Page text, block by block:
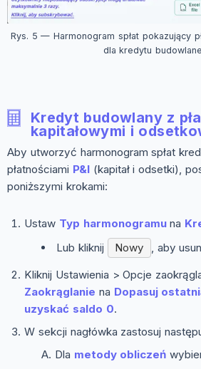
Rys. 5 — Harmonogram spłat pokazujący
dla kredytu
Kredyt budowlany z
kapitałowymi i
Aby utworzyć harmonogram spłat
płatnościami P&I(kapitał i odsetki),
poniższymi krokami:
Ustaw Typ harmonogramuna
Lub kliknij
Nowy
, aby
Kliknij Ustawienia > Opcje
Zaokrąglanie na Dopasuj
uzyskać saldo 0.
W sekcji nagłówka zastosuj
Dla metody obliczeń